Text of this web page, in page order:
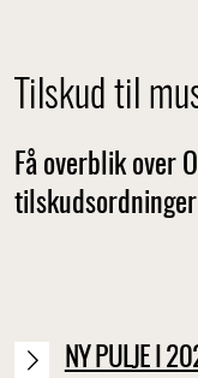
Tilskud til
Få overblik over
NY PULJE I